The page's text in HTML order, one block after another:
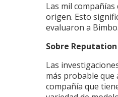
Las mil
origen. Esto
evaluaron a Bimbo.
Sobre
Las
más probable que
compañía que